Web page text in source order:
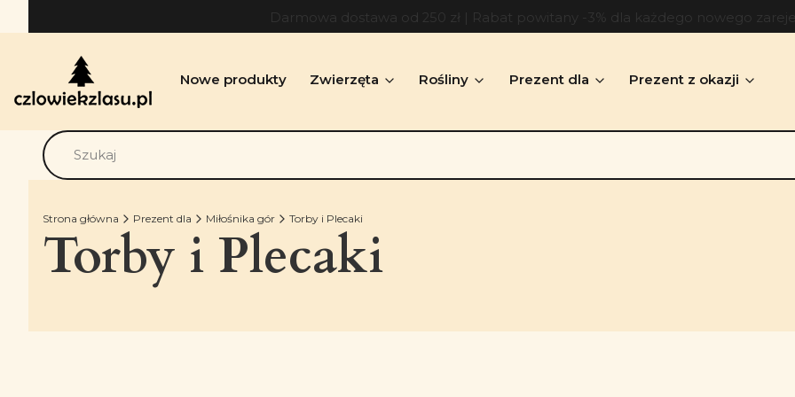
Darmowa dostawa od 250 zł | Rabat powitany -3% dla każdego nowego
Nowe produkty Zwierzęta Rośliny Prezent dla Prezent z okazji
Strona główna Prezent dla Miłośnika gór Torby i Plecaki
Torby i Plecaki